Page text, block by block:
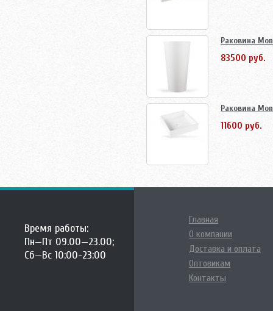
Раковина
83500 руб.
Раковина
11600 руб.
Время работы:
Пн—Пт 09.00—23.00;
Сб—Вс 10:00-23:00
Главная
О компании
Доставка и оплата
Оптовикам
Контакты